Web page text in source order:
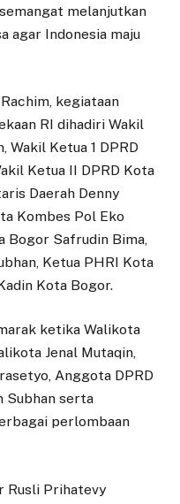
melanjutkan
agar Indonesia maju
kegiataan
RI dihadiri Wakil
Wakil Ketua 1 DPRD
Ketua II DPRD Kota
Daerah Denny
Kombes Pol Eko
Bogor Safrudin Bima,
Ketua PHRI Kota
Kota Bogor.
ketika Walikota
Jenal Mutaqin,
Anggota DPRD
Subhan serta
perlombaan
Rusli Prihatevy